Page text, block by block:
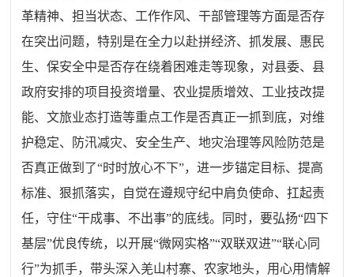
革精神、担当状态、工作作风、干部管理等方面是否存
在突出问题，特别是在全力以赴拼经济、抓发展、惠民
生、保安全中是否存在绕着困难走等现象，对县委、县
政府安排的项目投资增量、农业提质增效、工业技改提
能、文旅业态打造等重点工作是否真正一抓到底，对维
护稳定、防汛减灾、安全生产、地灾治理等风险防范是
否真正做到了“时时放心不下”，进一步锚定目标、提高
标准、狠抓落实，自觉在遵规守纪中肩负使命、扛起责
任，守住“干成事、不出事”的底线。同时，要弘扬“四下
基层”优良传统，以开展“微网实格”“双联双进”“联心同
行”为抓手，带头深入羌山村寨、农家地头，用心用情解